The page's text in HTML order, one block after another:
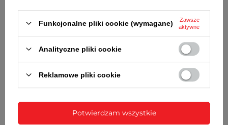
Klasyczne na sprzączkę
BATERIA
Orientacyjny czas działania zegarka bez
konieczności wymiany baterii - 3 lata
ŚREDNICA KOPERTY
Funkcjonalne pliki cookie (wymagane)
Zawsze
aktywne
Analityczne pliki cookie
Reklamowe pliki cookie
Potwierdzam wszystkie